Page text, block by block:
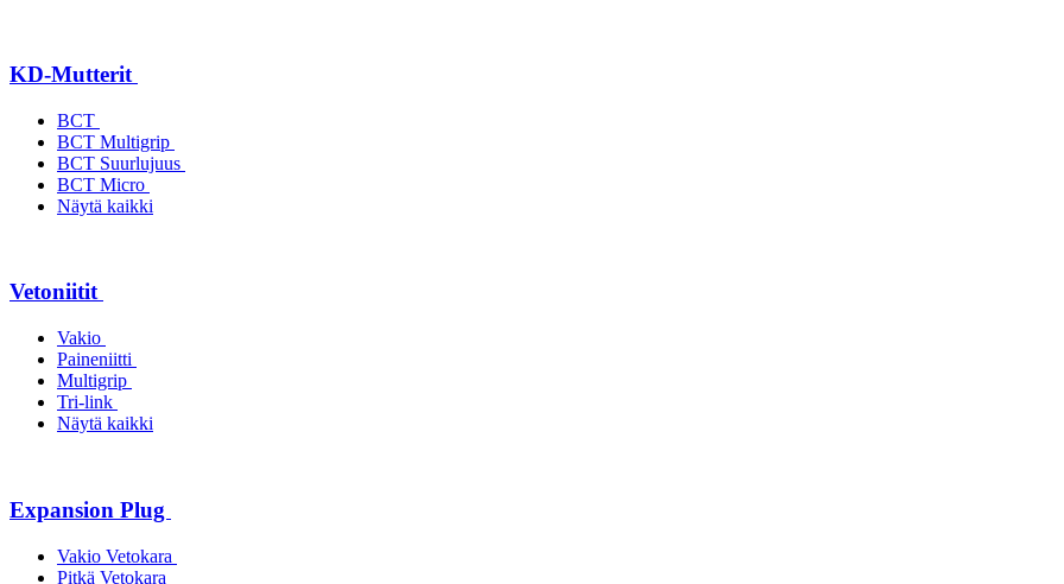
KD-Mutterit
BCT
BCT Multigrip
BCT Suurlujuus
BCT Micro
Näytä kaikki
Vetoniitit
Vakio
Paineniitti
Multigrip
Tri-link
Näytä kaikki
Expansion Plug
Vakio Vetokara
Pitkä Vetokara